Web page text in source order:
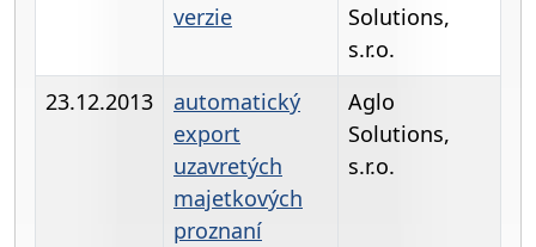
verzie
Solutions,
s.r.o.
23.12.2013
automatický
export
uzavretých
majetkových
proznaní
Aglo
Solutions,
s.r.o.